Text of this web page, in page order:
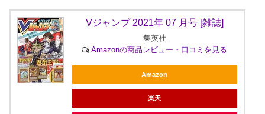
Vジャンプ 2021年 07 月号 [雑誌]
集英社
Amazonの商品レビュー・口コミを見る
Amazon
楽天